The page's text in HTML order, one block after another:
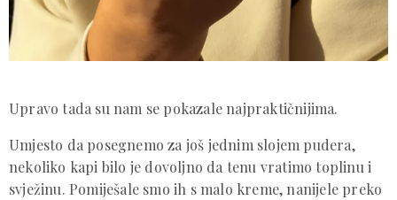
Upravo tada su nam se pokazale najpraktičnijima.
Umjesto da posegnemo za još jednim slojem pudera,
nekoliko kapi bilo je dovoljno da tenu vratimo toplinu i
svježinu. Pomiješale smo ih s malo kreme, nanijele preko